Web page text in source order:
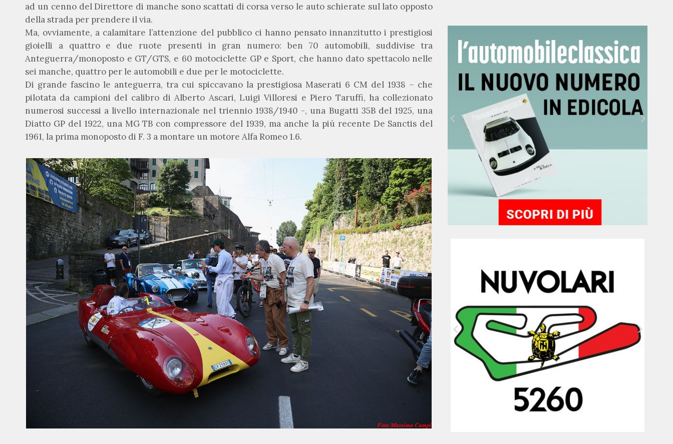
ad un cenno del Direttore di manche sono scattati di corsa verso le auto schierate sul lato opposto
della strada per prendere il via.
Ma, ovviamente, a calamitare l’attenzione del pubblico ci hanno pensato innanzitutto i prestigiosi
gioielli a quattro e due ruote presenti in gran numero: ben 70 automobili, suddivise tra
Anteguerra/monoposto e GT/GTS, e 60 motociclette GP e Sport, che hanno dato spettacolo nelle
sei manche, quattro per le automobili e due per le motociclette.
Di grande fascino le anteguerra, tra cui spiccavano la prestigiosa Maserati 6 CM del 1938 – che
pilotata da campioni del calibro di Alberto Ascari, Luigi Villoresi e Piero Taruffi, ha collezionato
numerosi successi a livello internazionale nel triennio 1938/1940 -, una Bugatti 35B del 1925, una
Diatto GP del 1922, una MG TB con compressore del 1939, ma anche la più recente De Sanctis del
1961, la prima monoposto di F. 3 a montare un motore Alfa Romeo 1.6.
edizione straordinaria con oltre 80
Milano Portofino 2026, il sogno
continua, l'emozione cresce, il pubblico
applaude
Milano Portofino 2026: un evento di
richiamo internazionale.
La Milano-Portofino 2026 fa tappa al
Riviera International Film Festival.
esclusivo con equipaggi che arrivano
dall’America
AUTO E MOTO D'EPOCA 2026:
BOLOGNA SI PREPARA AD UNA
IN EUROPA.